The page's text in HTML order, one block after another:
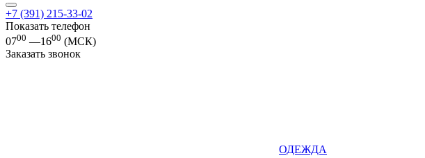
+7 (391) 215-33-02
Показать телефон
0700 —1600 (МСК)
Заказать звонок
ОДЕЖДА